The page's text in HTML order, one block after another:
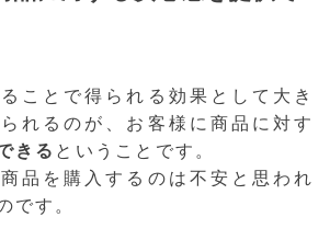
ことで得られる効果として大き
れるのが、お客様に商品に対す
きる ということです。
品を購入するのは不安と思われ
です。